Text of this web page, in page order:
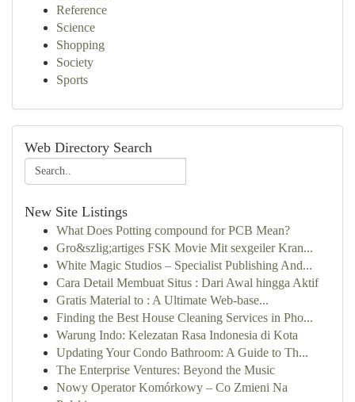
Reference
Science
Shopping
Society
Sports
Web Directory Search
New Site Listings
What Does Potting compound for PCB Mean?
Gro&szlig;artiges FSK Movie Mit sexgeiler Kran...
White Magic Studios – Specialist Publishing And...
Cara Detail Membuat Situs : Dari Awal hingga Aktif
Gratis Material to : A Ultimate Web-base...
Finding the Best House Cleaning Services in Pho...
Warung Indo: Kelezatan Rasa Indonesia di Kota
Updating Your Condo Bathroom: A Guide to Th...
The Enterprise Ventures: Beyond the Music
Nowy Operator Komórkowy – Co Zmieni Na